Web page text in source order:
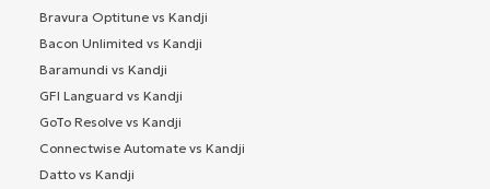
Bravura Optitune vs Kandji
Bacon Unlimited vs Kandji
Baramundi vs Kandji
GFI Languard vs Kandji
GoTo Resolve vs Kandji
Connectwise Automate vs Kandji
Datto vs Kandji